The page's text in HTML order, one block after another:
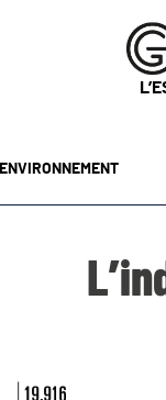
ENVIRONNEMENT